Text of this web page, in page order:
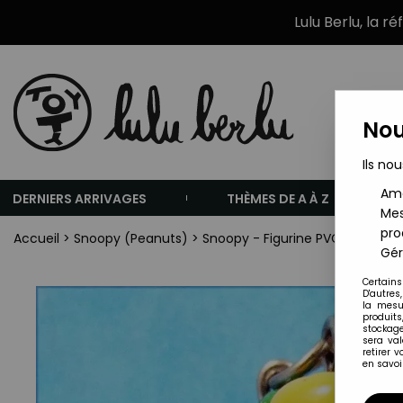
Lulu Berlu, la
DERNIERS ARRIVAGES THÈMES DE A À Z
Accueil > Snoopy (Peanuts) > Snoopy - Figurine PVC Porte
Ils
la
sera
retirer
en